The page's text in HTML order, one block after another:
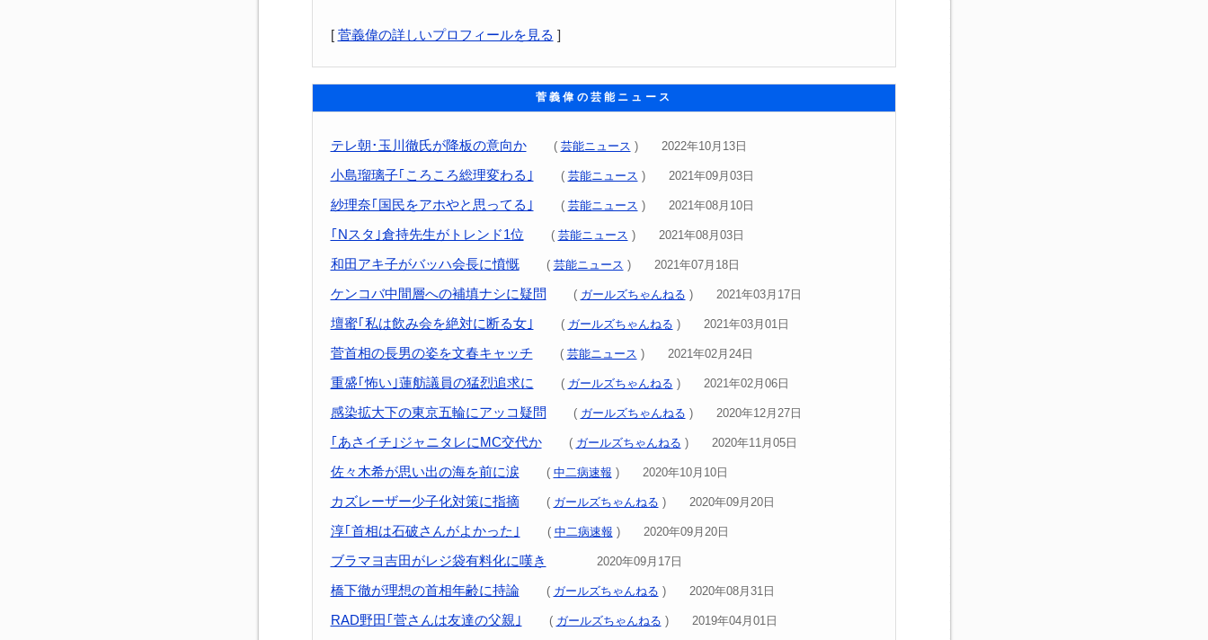
[ 菅義偉の詳しいプロフィールを見る ]
菅義偉の芸能ニュース
テレ朝･玉川徹氏が降板の意向か ( 芸能ニュース ) 2022年10月13日
小島瑠璃子｢ころころ総理変わる｣ ( 芸能ニュース ) 2021年09月03日
紗理奈｢国民をアホやと思ってる｣ ( 芸能ニュース ) 2021年08月10日
｢Nスタ｣倉持先生がトレンド1位 ( 芸能ニュース ) 2021年08月03日
和田アキ子がバッハ会長に憤慨 ( 芸能ニュース ) 2021年07月18日
ケンコバ中間層への補填ナシに疑問 ( ガールズちゃんねる ) 2021年03月17日
壇蜜｢私は飲み会を絶対に断る女｣ ( ガールズちゃんねる ) 2021年03月01日
菅首相の長男の姿を文春キャッチ ( 芸能ニュース ) 2021年02月24日
重盛｢怖い｣蓮舫議員の猛烈追求に ( ガールズちゃんねる ) 2021年02月06日
感染拡大下の東京五輪にアッコ疑問 ( ガールズちゃんねる ) 2020年12月27日
｢あさイチ｣ジャニタレにMC交代か ( ガールズちゃんねる ) 2020年11月05日
佐々木希が思い出の海を前に涙 ( 中二病速報 ) 2020年10月10日
カズレーザー少子化対策に指摘 ( ガールズちゃんねる ) 2020年09月20日
淳｢首相は石破さんがよかった｣ ( 中二病速報 ) 2020年09月20日
ブラマヨ吉田がレジ袋有料化に嘆き 2020年09月17日
橋下徹が理想の首相年齢に持論 ( ガールズちゃんねる ) 2020年08月31日
RAD野田｢菅さんは友達の父親｣ ( ガールズちゃんねる ) 2019年04月01日